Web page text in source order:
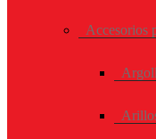
Accesorios